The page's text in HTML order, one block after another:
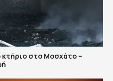
κτήριο στο Μοσχάτο –